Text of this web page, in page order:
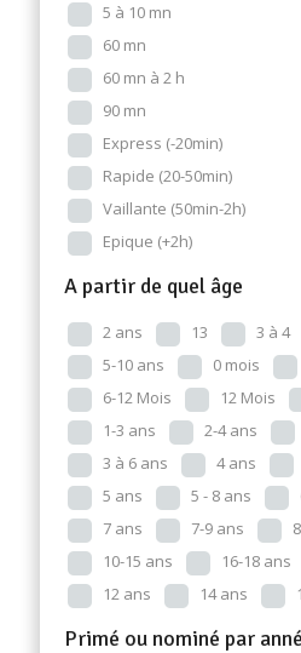
5 à 10 mn
60 mn
60 mn à 2 h
90 mn
Express (-20min)
Rapide (20-50min)
Vaillante (50min-2h)
Epique (+2h)
A partir de quel âge
2 ans 13 3 à 4
5-10 ans
0 mois
6-12 Mois
12 Mois
1-3 ans
2-4 ans
3 à 6 ans
4 ans
5 ans
5 - 8 ans
7 ans
7-9 ans
10-15 ans
16-18 ans
12 ans
14 ans
Primé ou nominé par